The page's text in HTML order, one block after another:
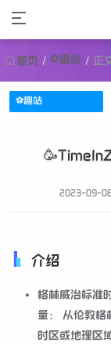
首页 / ⚽趣站 / 正
⚽趣站
2023-09-
介绍
格林威治标准
量： 从伦敦格
时区或地理区